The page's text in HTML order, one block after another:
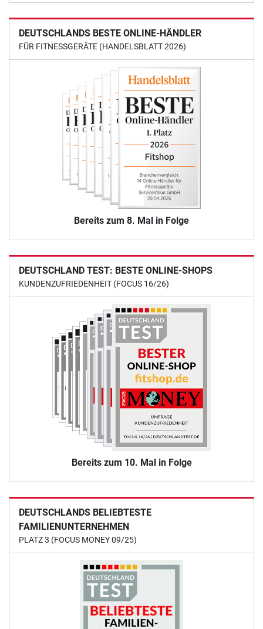
DEUTSCHLANDS BESTE ONLINE-HÄNDLER
FÜR FITNESSGERÄTE (HANDELSBLATT 2026)
Bereits zum 8. Mal in Folge
DEUTSCHLAND TEST: BESTE ONLINE-SHOPS
KUNDENZUFRIEDENHEIT (FOCUS 16/26)
Bereits zum 10. Mal in Folge
DEUTSCHLANDS BELIEBTESTE
FAMILIENUNTERNEHMEN
PLATZ 3 (FOCUS MONEY 09/25)